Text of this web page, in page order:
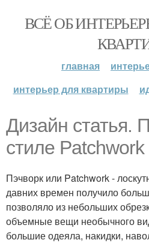
ВСЁ ОБ
главная
интерьер для квартиры
Дизайн статья.
стиле Patchwork
Пэчворк или Patchwork -
давних времен получило
позволяло из небольших
объемные вещи необычного
большие одеяла, накидки,